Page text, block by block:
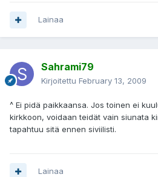
Lainaa
Sahrami79
Kirjoitettu February 13, 2009
^ Ei pidä paikkaansa. Jos toinen ei
kirkkoon, voidaan teidät vain siunata
tapahtuu sitä ennen siviilisti.
Lainaa